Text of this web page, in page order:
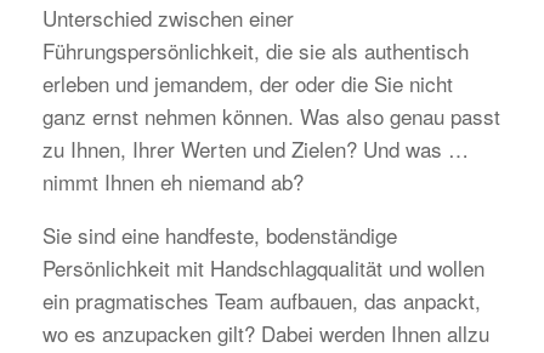
Unterschied zwischen einer
Führungspersönlichkeit, die sie als authentisch
erleben und jemandem, der oder die Sie nicht
ganz ernst nehmen können. Was also genau passt
zu Ihnen, Ihrer Werten und Zielen? Und was …
nimmt Ihnen eh niemand ab?
Sie sind eine handfeste, bodenständige
Persönlichkeit mit Handschlagqualität und wollen
ein pragmatisches Team aufbauen, das anpackt,
wo es anzupacken gilt? Dabei werden Ihnen allzu